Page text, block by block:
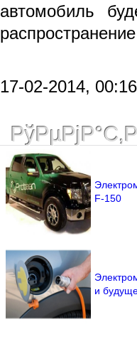
автомобиль
17-02-2014,
F-150
и